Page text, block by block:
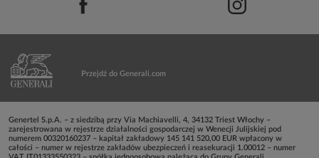
Przejdź do Generali.com
Genertel S.p.A. – z siedzibą przy Via Machiavelli, 4, 34132 Triest Włochy –
zarejestrowana w rejestrze działalności gospodarczej w Wenecji Julijskiej pod
numerem 00320160237 – kapitał zakładowy 145 141 520,00 EUR wpłacony w
całości – numer w rejestrze zakładów ubezpieczeń i reasekuracji 1.00012 – numer